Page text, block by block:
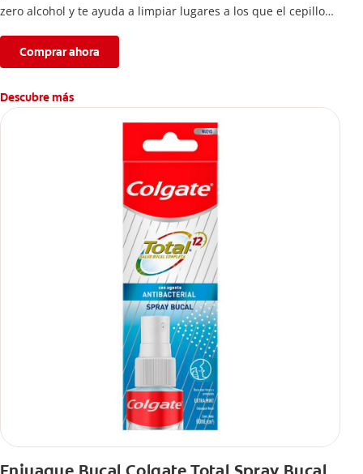
zero alcohol y te ayuda a limpiar lugares a los que el cepillo
Comprar ahora
Descubre más